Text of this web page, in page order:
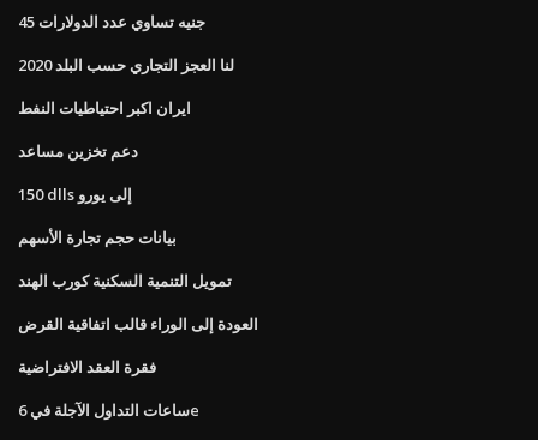
45 جنيه تساوي عدد الدولارات
لنا العجز التجاري حسب البلد 2020
ايران اكبر احتياطيات النفط
دعم تخزين مساعد
150 dlls إلى يورو
بيانات حجم تجارة الأسهم
تمويل التنمية السكنية كورب الهند
العودة إلى الوراء قالب اتفاقية القرض
فقرة العقد الافتراضية
ساعات التداول الآجلة في 6e